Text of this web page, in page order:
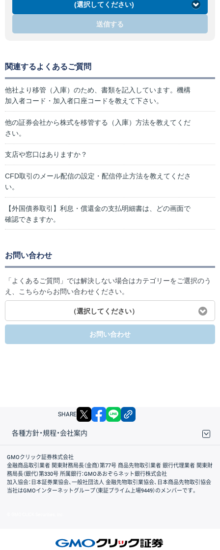
(選択してください)
送信する
関連するよくあるご質問
他社より移管（入庫）のため、書類を記入しています。機構
加入者コード・加入者口座コードを教えて下さい。
他の証券会社から株式を移管する（入庫）方法を教えてくだ
さい。
支店や窓口はありますか？
CFD取引のメール配信の設定・配信停止方法を教えてくださ
い。
【外国債券取引】利息・償還金の支払明細書は、どの画面で
確認できますか。
お問い合わせ
「よくあるご質問」では解決しない場合はカテゴリーをご選択のう
え、こちらからお問い合わせください。
（選択してください）
お問い合わせ
SHARE X facebook
各種方針・規程・会社案内
取引規程・約款
サイトマップ
その他のご案内
個人情報保護方針
最良執行方針
サイトのご利用について
ディスクレイマー
信託保全
リスク説明
会社案内
GMOクリック証券株式会社
金融商品取引業者 関東財務局長（金商）第77号 商品先物取引業者 銀行代理業者 関東財
務局長（銀代）第330号 所属銀行：GMOあおぞらネット銀行株式会社
加入協会：日本証券業協会、一般社団法人 金融先物取引業協会、日本商品先物取引協会
当社はGMOインターネットグループ（東証プライム上場9449）のメンバーです。